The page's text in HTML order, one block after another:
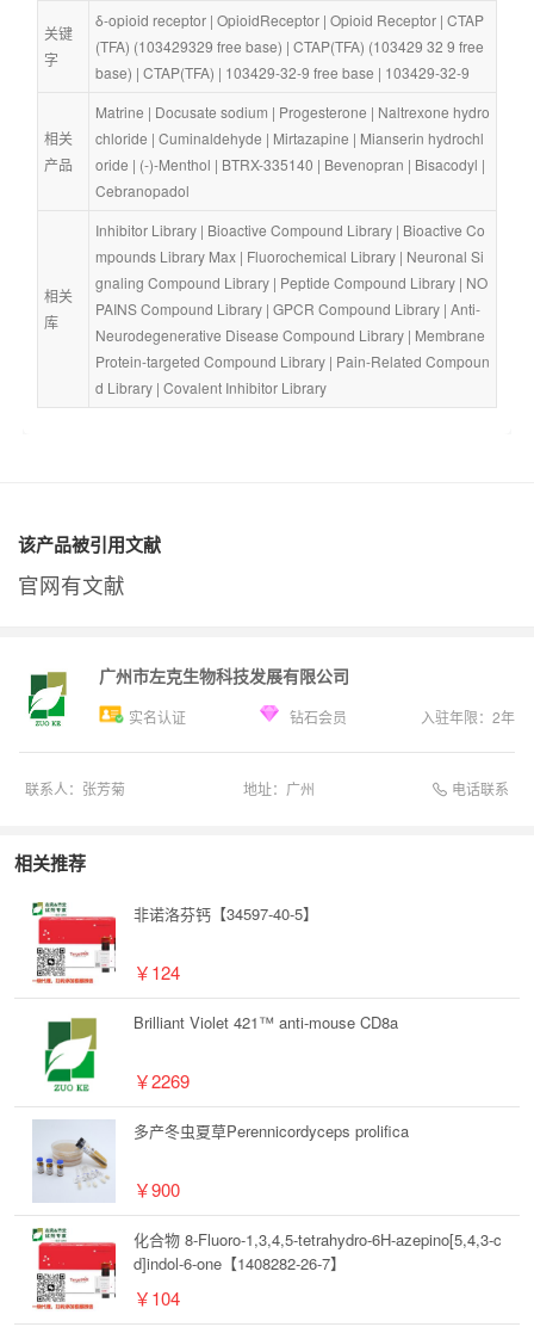
关键
字
δ-opioid receptor | OpioidReceptor | Opioid Receptor | CTAP
(TFA) (103429329 free base) | CTAP(TFA) (103429 32 9 free
base) | CTAP(TFA) | 103429-32-9 free base | 103429-32-9
相关
产品
Matrine | Docusate sodium | Progesterone | Naltrexone hydro
chloride | Cuminaldehyde | Mirtazapine | Mianserin hydrochl
oride | (-)-Menthol | BTRX-335140 | Bevenopran | Bisacodyl
Cebranopadol
相关
库
Inhibitor Library | Bioactive Compound Library | Bioactive Co
mpounds Library Max | Fluorochemical Library | Neuronal Si
gnaling Compound Library | Peptide Compound Library | NO
PAINS Compound Library | GPCR Compound Library | Anti-
Neurodegenerative Disease Compound Library | Membrane
Protein-targeted Compound Library | Pain-Related Compoun
d Library | Covalent Inhibitor Library
该产品被引用文献
官网有文献
广州市左克生物科技发展有限公司
实名认证 钻石会员 入驻年限： 2年
联系人： 张芳菊 地址： 广州 电话联系
相关推荐
非诺洛芬钙【34597-40-5】
￥124
Brilliant Violet 421™ anti-mouse CD8a
￥2269
多产冬虫夏草Perennicordyceps prolifica
￥900
化合物 8-Fluoro-1,3,4,5-tetrahydro-6H-azepino[5,4,3-c
d]indol-6-one【1408282-26-7】
￥104